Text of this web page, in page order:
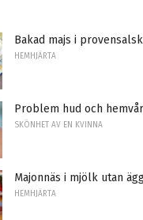
Bakad majs i
HEMHJÄRTA
Problem hud och
SKÖNHET AV EN KVINNA
Majonnäs i mjölk utan
HEMHJÄRTA